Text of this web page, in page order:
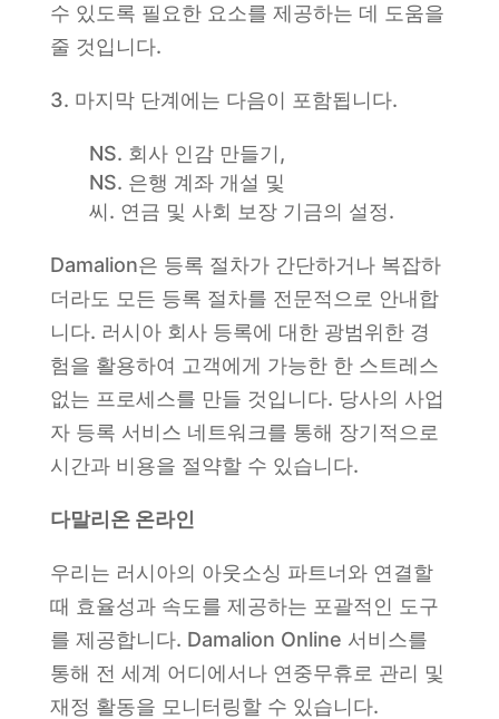
수 있도록 필요한 요소를 제공하는 데 도움을
줄 것입니다.
3. 마지막 단계에는 다음이 포함됩니다.
NS. 회사 인감 만들기,
NS. 은행 계좌 개설 및
씨. 연금 및 사회 보장 기금의 설정.
Damalion은 등록 절차가 간단하거나 복잡하
더라도 모든 등록 절차를 전문적으로 안내합
니다. 러시아 회사 등록에 대한 광범위한 경
험을 활용하여 고객에게 가능한 한 스트레스
없는 프로세스를 만들 것입니다. 당사의 사업
자 등록 서비스 네트워크를 통해 장기적으로
시간과 비용을 절약할 수 있습니다.
다말리온 온라인
우리는 러시아의 아웃소싱 파트너와 연결할
때 효율성과 속도를 제공하는 포괄적인 도구
를 제공합니다. Damalion Online 서비스를
통해 전 세계 어디에서나 연중무휴로 관리 및
재정 활동을 모니터링할 수 있습니다.